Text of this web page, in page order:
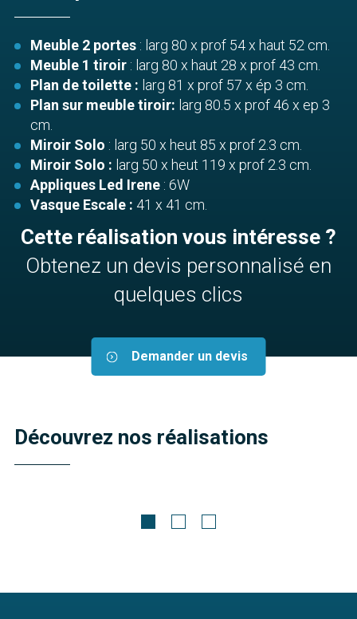
Meuble 2 portes : larg 80 x prof 54 x haut 52 cm.
Meuble 1 tiroir : larg 80 x haut 28 x prof 43 cm.
Plan de toilette : larg 81 x prof 57 x ép 3 cm.
Plan sur meuble tiroir: larg 80.5 x prof 46 x ep 3
cm.
Miroir Solo : larg 50 x heut 85 x prof 2.3 cm.
Miroir Solo : larg 50 x heut 119 x prof 2.3 cm.
Appliques Led Irene : 6W
Vasque Escale : 41 x 41 cm.
Cette réalisation vous intéresse ?
Obtenez un devis personnalisé en
quelques clics
Demander un devis
Découvrez nos réalisations